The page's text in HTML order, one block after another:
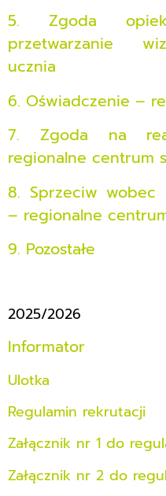
5. Zgoda
przetwarzanie
ucznia
6. Oświadczenie –
7. Zgoda na
regionalne centrum
8. Sprzeciw wobec
– regionalne
9. Pozostałe
2025/2026
Informator
Ulotka
Regulamin rekrutacji
Załącznik nr 1 do
Załącznik nr 2 do